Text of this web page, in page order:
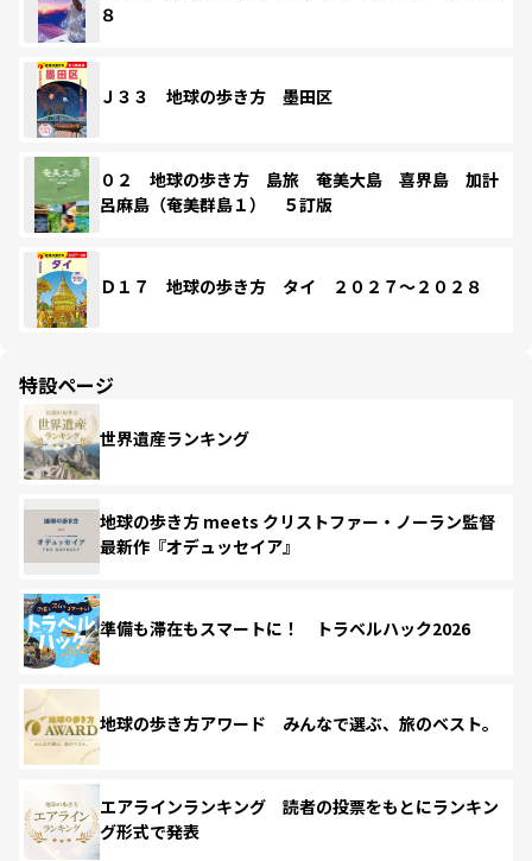
８
Ｊ３３ 地球の歩き方 墨田区
０２ 地球の歩き方 島旅 奄美大島 喜界島 加計
呂麻島（奄美群島１） ５訂版
Ｄ１７ 地球の歩き方 タイ ２０２７～２０２８
特設ページ
世界遺産ランキング
地球の歩き方 meets クリストファー・ノーラン監督
最新作『オデュッセイア』
準備も滞在もスマートに！ トラベルハック2026
地球の歩き方アワード みんなで選ぶ、旅のベスト。
エアラインランキング 読者の投票をもとにランキン
グ形式で発表